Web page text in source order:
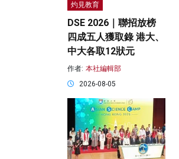
灼見教育
DSE 2026｜聯招放榜
四成五人獲取錄 港大、
中大各取12狀元
作者: 本社編輯部
2026-08-05